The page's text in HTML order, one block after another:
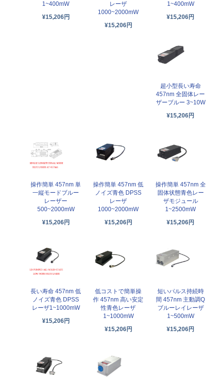
1~400mW
¥15,206円
レーザ
1000~2000mW
¥15,206円
1~400mW
¥15,206円
超小型長い寿命
457nm 全固体レー
ザーブルー 3~10W
¥15,206円
操作簡単 457nm 単
一縦モードブルー
レーザー
500~2000mW
¥15,206円
操作簡単 457nm 低
ノイズ青色 DPSS
レーザ
1000~2000mW
¥15,206円
操作簡単 457nm 全
固体状態青色レー
ザモジュール
1~2500mW
¥15,206円
長い寿命 457nm 低
ノイズ青色 DPSS
レーザ1~1000mW
¥15,206円
低コストで簡単操
作 457nm 高い安定
性青色レーザ
1~1000mW
¥15,206円
短いパルス持続時
間 457nm 主動調Q
ブルーレイレーザ
1~500mW
¥15,206円